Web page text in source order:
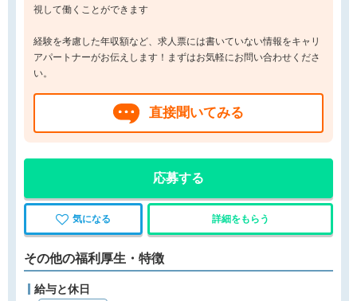
視して働くことができます
経験を考慮した年収額など、求人票には書いていない情報をキャリ
アパートナーがお伝えします！まずはお気軽にお問い合わせくださ
い。
直接聞いてみる
応募する
気になる 詳細をもらう
その他の福利厚生・特徴
給与と休日